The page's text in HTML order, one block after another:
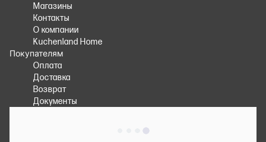
Магазины
Контакты
О компании
Kuchenland Home
Покупателям
Оплата
Доставка
Возврат
Документы